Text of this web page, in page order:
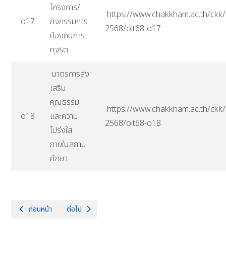
o17
โครงการ/
กิจกรรมการ
ป้องกันการ
ทุจริต
https://www.chakkham.ac.th/
2568/oit68-o17
o18
มาตรการส่ง
เสริม
คุณธรรม
และความ
โปร่งใส
ภายในสถาน
ศึกษา
https://www.chakkham.ac.th/
2568/oit68-o18
เนื้อหาก่อนหน้า: แผนกลยุทธ์หรือแผนพัฒนาคุณภาพการศึกษาของสถานศึกษ
ก่อนหน้า เนื้อหาถัดไป: E-Service
ต่อไป